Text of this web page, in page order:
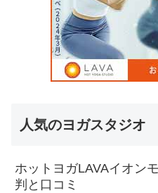
人気のヨガスタジオ
ホットヨガLAVAイオン
判と口コミ